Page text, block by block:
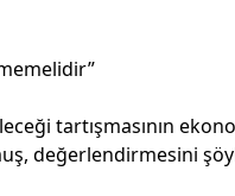
tartışmasının
değerlendirmesini